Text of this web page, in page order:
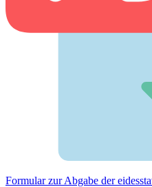
Formular zur Abgabe der